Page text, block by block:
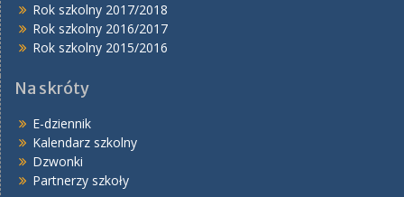
Rok szkolny 2017/2018
Rok szkolny 2016/2017
Rok szkolny 2015/2016
Na skróty
E-dziennik
Kalendarz szkolny
Dzwonki
Partnerzy szkoły